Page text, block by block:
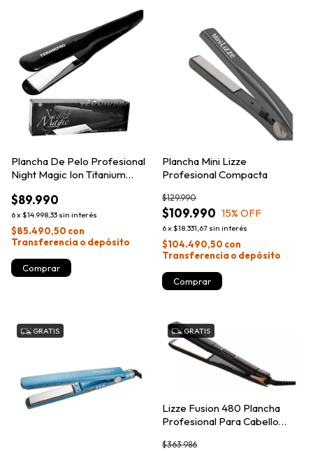
Plancha De Pelo Profesional
Night Magic Ion Titanium
$89.990
6x $14.998,33 sin interés
$85.490,50 con
Transferencia o depósito
Plancha Mini Lizze
Profesional Compacta
$109.990
$129.990
15% OFF
6x $18.331,67 sin interés
$104.490,50 con
Transferencia o depósito
GRATIS GRATIS
Lizze Fusion 480 Plancha
Profesional Para Cabello
$363.986